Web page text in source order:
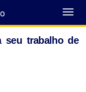
Abrir
Menu
seu trabalho de